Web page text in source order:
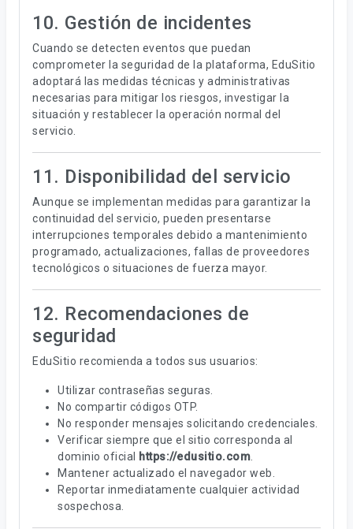
10. Gestión de incidentes
Cuando se detecten eventos que puedan
comprometer la seguridad de la plataforma, EduSitio
adoptará las medidas técnicas y administrativas
necesarias para mitigar los riesgos, investigar la
situación y restablecer la operación normal del
servicio.
11. Disponibilidad del servicio
Aunque se implementan medidas para garantizar la
continuidad del servicio, pueden presentarse
interrupciones temporales debido a mantenimiento
programado, actualizaciones, fallas de proveedores
tecnológicos o situaciones de fuerza mayor.
12. Recomendaciones de
seguridad
EduSitio recomienda a todos sus usuarios:
Utilizar contraseñas seguras.
No compartir códigos OTP.
No responder mensajes solicitando credenciales.
Verificar siempre que el sitio corresponda al
dominio oficial
https://edusitio.com
Mantener actualizado el navegador web.
Reportar inmediatamente cualquier actividad
sospechosa.